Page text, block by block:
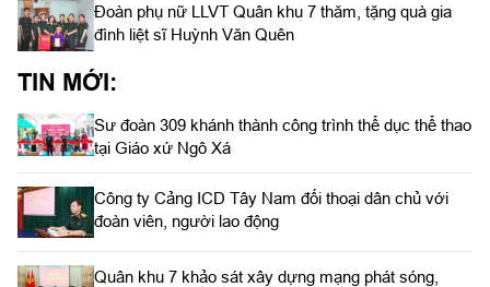
Đoàn phụ nữ LLVT Quân khu 7 thăm, tặng quà gia
đình liệt sĩ Huỳnh Văn Quên
TIN MỚI:
Sư đoàn 309 khánh thành công trình thể dục thể thao
tại Giáo xứ Ngô Xá
Công ty Cảng ICD Tây Nam đối thoại dân chủ với
đoàn viên, người lao động
Quân khu 7 khảo sát xây dựng mạng phát sóng,